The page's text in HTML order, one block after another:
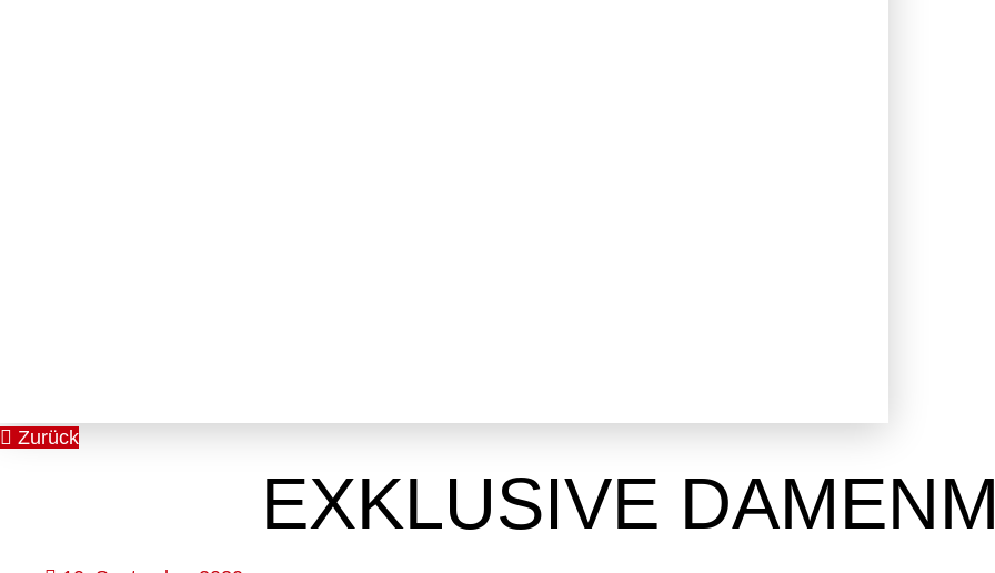
Zurück
EXKLUSIVE